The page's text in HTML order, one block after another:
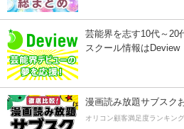
芸能界を志す10代～20
スクール情報はDeview
漫画読み放題サブスク
オリコン顧客満足度ランキング